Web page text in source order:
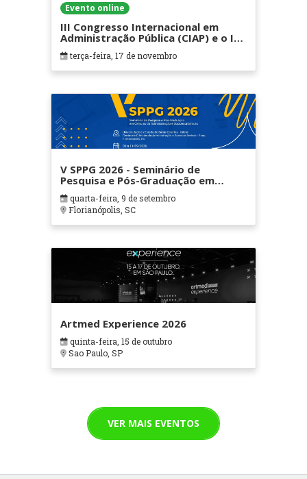
Evento online
III Congresso Internacional em
Administração Pública (CIAP) e o IV
Congresso Nacional em
Administração Pública (CONAP)
terça-feira, 17 de novembro
V SPPG 2026 - Seminário de
Pesquisa e Pós-Graduação em
Ciências da Administração e
Socioeconômicas
quarta-feira, 9 de setembro
Florianópolis, SC
Artmed Experience 2026
quinta-feira, 15 de outubro
Sao Paulo, SP
VER MAIS EVENTOS